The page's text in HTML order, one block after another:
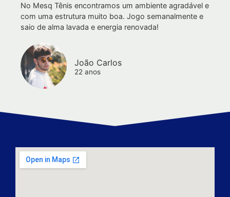
No Mesq Tênis encontramos um ambiente agradável e
com uma estrutura muito boa. Jogo semanalmente e
saio de alma lavada e energia renovada!
João Carlos
22 anos